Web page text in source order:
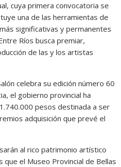
cuya primera convocatoria se
una de las herramientas de
significativas y permanentes
Ríos busca premiar,
de las y los artistas
celebra su edición número 60
el gobierno provincial ha
pesos destinada a ser
adquisición que prevé el
al rico patrimonio artístico
que el Museo Provincial de Bellas